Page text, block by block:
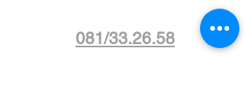
081/33.26.58